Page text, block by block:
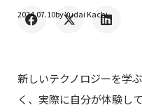
2024.07.10byYudai Kachi
新しいテクノロジーを学
く、実際に自分が体験し